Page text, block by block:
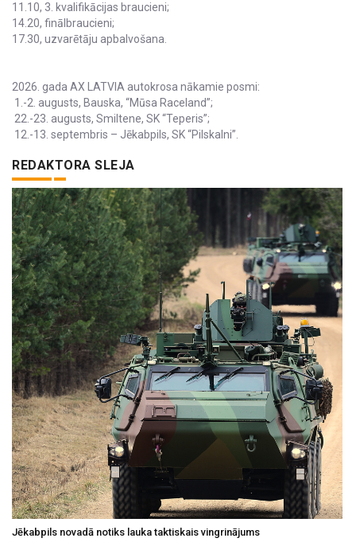
11.10, 3. kvalifikācijas braucieni;
14.20, finālbraucieni;
17.30, uzvarētāju apbalvošana.
2026. gada AX LATVIA autokrosa nākamie posmi:
1.-2. augusts, Bauska, “Mūsa Raceland”;
22.-23. augusts, Smiltene, SK “Teperis”;
12.-13. septembris – Jēkabpils, SK “Pilskalni”.
REDAKTORA SLEJA
Jēkabpils novadā notiks lauka taktiskais vingrinājums